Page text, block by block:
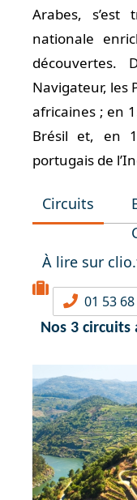
Arabes,
nationale
découvertes.
Navigateur, les
africaines ; en
Brésil et, en
portugais de
Circuits
À lire sur
01 53
Nos 3 circuits